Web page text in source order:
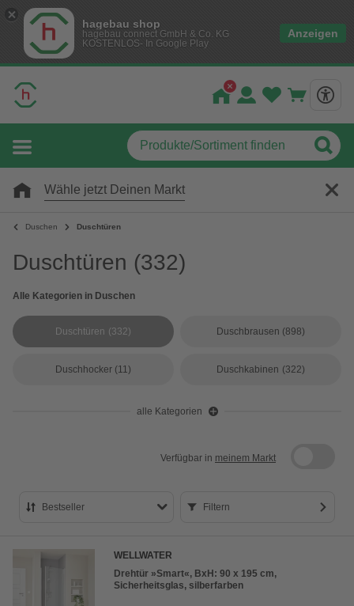
hagebau shop
hagebau connect GmbH & Co. KG
KOSTENLOS- In Google Play
Anzeigen
Wähle jetzt Deinen Markt
Duschen Duschtüren
Duschtüren (332)
Alle Kategorien in Duschen
Duschtüren (332) Duschbrausen (898)
Duschhocker (11) Duschkabinen (322)
alle Kategorien
Verfügbar in meinem Markt
Bestseller
Preis aufsteigend
Preis absteigend
Filtern
WELLWATER
Drehtür »Smart«, BxH: 90 x 195 cm,
Sicherheitsglas, silberfarben